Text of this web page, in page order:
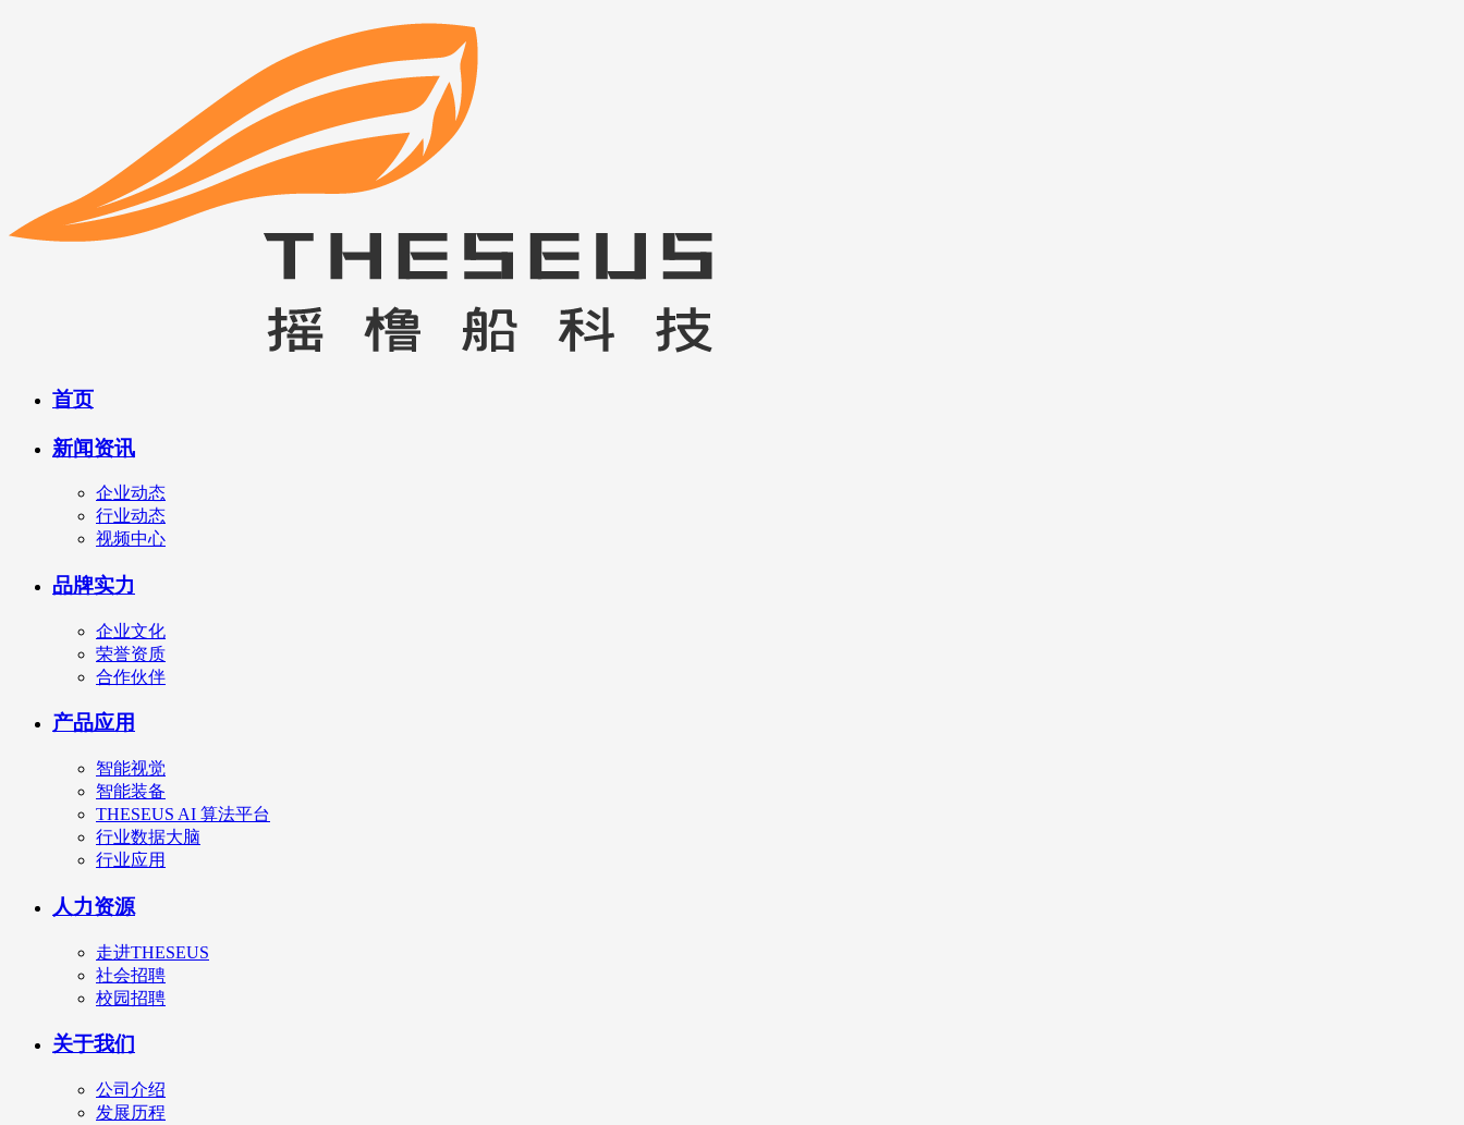
首页
新闻资讯
企业动态
行业动态
视频中心
品牌实力
企业文化
荣誉资质
合作伙伴
产品应用
智能视觉
智能装备
THESEUS AI 算法平台
行业数据大脑
行业应用
人力资源
走进THESEUS
社会招聘
校园招聘
关于我们
公司介绍
发展历程